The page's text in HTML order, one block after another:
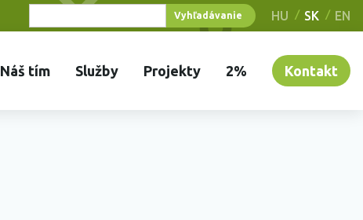
HU SK EN
Náš tím Služby Projekty 2% Kontakt